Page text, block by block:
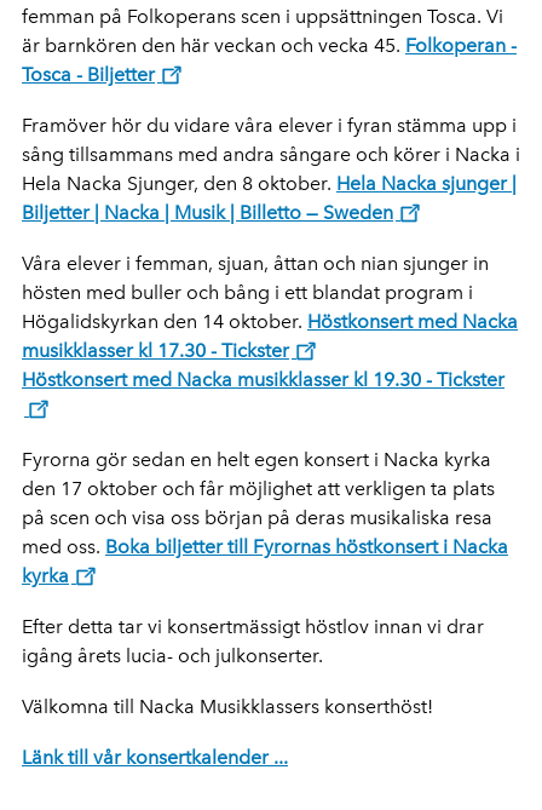
femman på Folkoperans scen i uppsättningen Tosca. Vi
är barnkören den här veckan och vecka 45. Folkoperan -
Tosca - Biljetter
Framöver hör du vidare våra elever i fyran stämma upp i
sång tillsammans med andra sångare och körer i Nacka i
Hela Nacka Sjunger, den 8 oktober. Hela Nacka sjunger |
Biljetter | Nacka | Musik | Billetto — Sweden
Våra elever i femman, sjuan, åttan och nian sjunger in
hösten med buller och bång i ett blandat program i
Högalidskyrkan den 14 oktober. Höstkonsert med Nacka
musikklasser kl 17.30 - Tickster
Höstkonsert med Nacka musikklasser kl 19.30 - Tickster
Fyrorna gör sedan en helt egen konsert i Nacka kyrka
den 17 oktober och får möjlighet att verkligen ta plats
på scen och visa oss början på deras musikaliska resa
med oss. Boka biljetter till Fyrornas höstkonsert i Nacka
kyrka
Efter detta tar vi konsertmässigt höstlov innan vi drar
igång årets lucia- och julkonserter.
Välkomna till Nacka Musikklassers konserthöst!
Länk till vår konsertkalender ...